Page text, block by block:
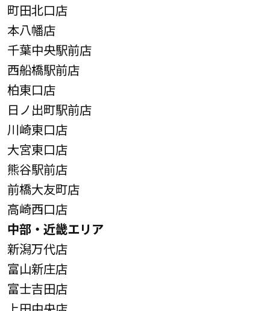
町田北口店
本八幡店
千葉中央駅前店
西船橋駅前店
柏東口店
日ノ出町駅前店
川崎東口店
大宮東口店
熊谷駅前店
前橋大友町店
高崎西口店
中部・近畿エリア
新潟万代店
富山新庄店
富士吉田店